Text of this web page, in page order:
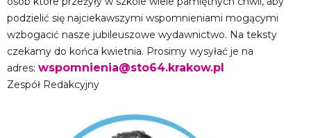
podzielić się najciekawszymi wspomnieniami mogącymi
wzbogacić nasze jubileuszowe wydawnictwo. Na teksty
czekamy do końca kwietnia. Prosimy wysyłać je na
adres: wspomnienia@sto64.krakow.pl
Zespół Redakcyjny